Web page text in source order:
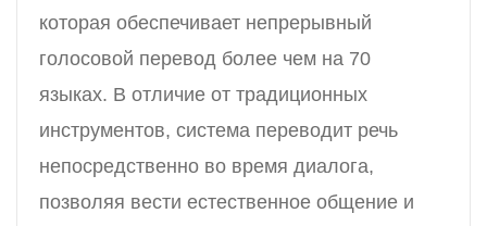
которая обеспечивает непрерывный
голосовой перевод более чем на 70
языках. В отличие от традиционных
инструментов, система переводит речь
непосредственно во время диалога,
позволяя вести естественное общение и